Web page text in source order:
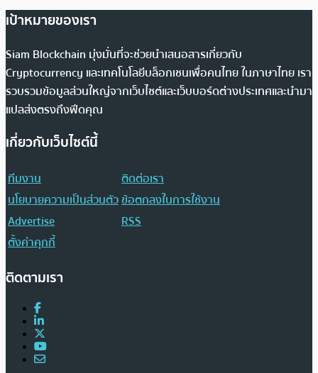
เป้าหมายของเรา
Siam Blockchain มุ่งมั่นที่จะช่วยนำเสนอสารเกี่ยวกับ
Cryptocurrency และเทคโนโลยีบล็อกเชนเพื่อคนไทย ในภาษาไทย เรา
รวบรวมข้อมูลส่วนใหญ่จากเว็บไซต์และเว็บบอร์ดต่างประเทศและนำมา
แปลส่งตรงถึงฟีดคุณ
เกี่ยวกับเว็บไซต์นี้
ทีมงาน
ติดต่อเรา
นโยบายความเป็นส่วนตัวข้อตกลงในการใช้งาน
Advertise
RSS
ตั้งค่าคุกกี้
ติดตามเรา